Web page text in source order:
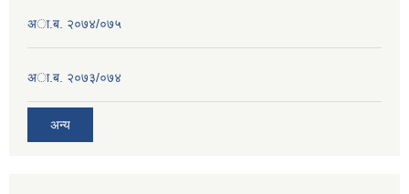
अा.ब. २०७४/०७५
अा.ब. २०७३/०७४
अन्य